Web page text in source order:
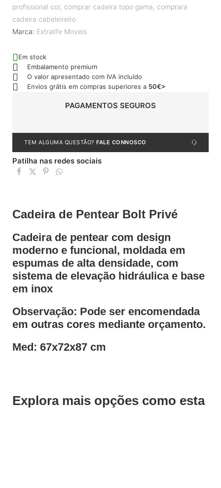
profissional cor, comprar cadeira topo gama, comprara
cadeira cabeleireiro
Marca: Extralife Moveis
Em stock
Embalamento premium
O valor apresentado com IVA incluído
Envios grátis em compras superiores a 50€>
PAGAMENTOS SEGUROS
TEM ALGUMA QUESTÃO? FALE CONNOSCO
Patilha nas redes sociais
Cadeira de Pentear Bolt Privé
Cadeira de pentear com design
moderno e funcional, moldada em
espumas de alta densidade, com
sistema de elevação hidráulica e base
em inox
Observação: Pode ser encomendada
em outras cores mediante orçamento.
Med: 67x72x87 cm
Explora mais opções como esta